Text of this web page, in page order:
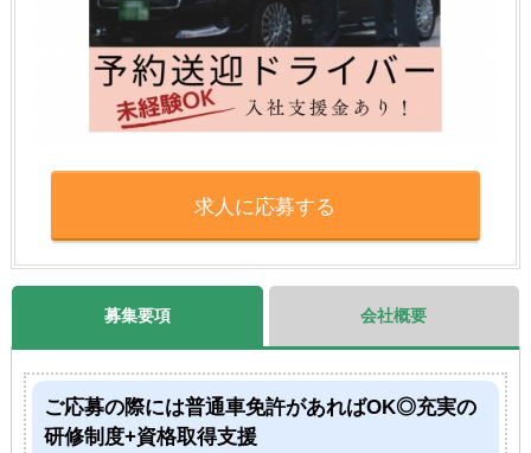
求人に応募する
募集要項
ご応募の際には普通車免許があればOK◎充実の
研修制度+資格取得支援
会社概要